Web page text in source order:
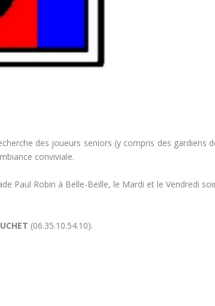
des joueurs seniors (y compris des gardiens
conviviale.
Paul Robin à Belle-Beille, le Mardi et le Vendredi
(06.35.10.54.10).